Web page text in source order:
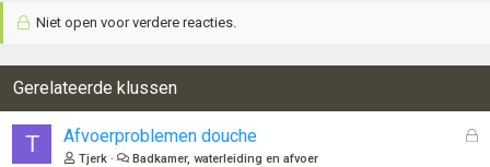
Niet open voor verdere reacties.
Gerelateerde klussen
T
G
Afvoerproblemen douche
Tjerk Badkamer, waterleiding en afvoer